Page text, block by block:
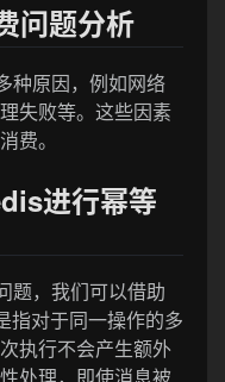
问题分析
种原因，例如网络
失败等。这些因素
费。
进行幂等
题，我们可以借助
指对于同一操作的多
执行不会产生额外
处理，即使消息被